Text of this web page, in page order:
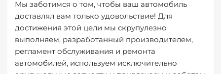
Мы заботимся о том, чтобы ваш автомобиль
доставлял вам только удовольствие! Для
достижения этой цели мы скрупулезно
выполняем, разработанный производителем,
регламент обслуживания и ремонта
автомобилей, используем исключительно